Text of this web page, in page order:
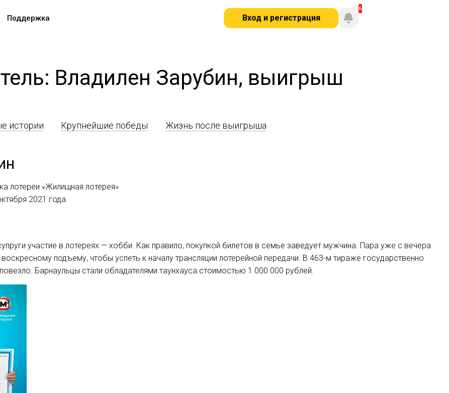
Поддержка Вход и регистрация
Владилен Зарубин, выигрыш
истории Крупнейшие победы Жизнь после выигрыша
лотереи «Жилищная лотерея»
2021 года
участие в лотереях — хобби. Как правило, покупкой билетов в семье заведует мужчина. Пара уже с вечера
подъему, чтобы успеть к началу трансляции лотерейной передачи. В 463-м тираже государственно
Барнаульцы стали обладателями таунхауса стоимостью 1 000 000 рублей.